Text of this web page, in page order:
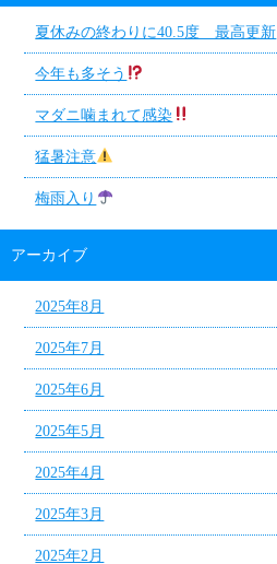
夏休みの終わりに40.5度 最高更新
今年も多そう
マダニ噛まれて感染
猛暑注意
梅雨入り
アーカイブ
2025年8月
2025年7月
2025年6月
2025年5月
2025年4月
2025年3月
2025年2月